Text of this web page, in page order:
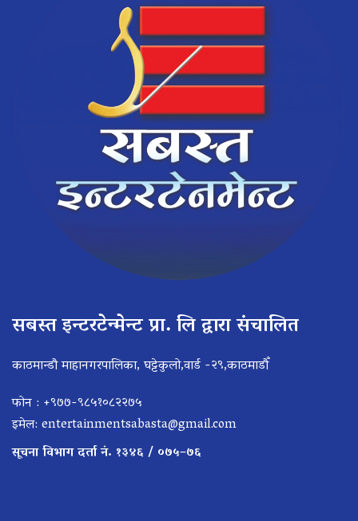
सबस्त इन्टरटेन्मेन्ट प्रा. लि द्वारा संचालित
काठमान्डौ माहानगरपालिका, घट्टेकुलो,वार्ड -२९,काठमाडौँ
फोन : +९७७-९८५१०८२२७५
इमेल: entertainmentsabasta@gmail.com
सूचना विभाग दर्ता नं. १३४६ / ०७५–७६